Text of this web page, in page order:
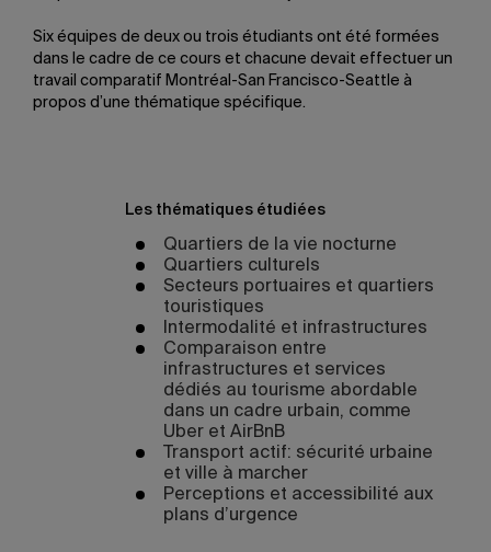
Six équipes de deux ou trois étudiants ont été formées
dans le cadre de ce cours et chacune devait effectuer un
travail comparatif Montréal-San Francisco-Seattle à
propos d’une thématique spécifique.
Les thématiques étudiées
Quartiers de la vie nocturne
Quartiers culturels
Secteurs portuaires et quartiers
touristiques
Intermodalité et infrastructures
Comparaison entre
infrastructures et services
dédiés au tourisme abordable
dans un cadre urbain, comme
Uber et AirBnB
Transport actif: sécurité urbaine
et ville à marcher
Perceptions et accessibilité aux
plans d’urgence